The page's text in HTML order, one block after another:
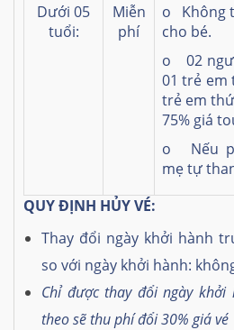
Dưới 05
tuổi:
Miễn
phí
o Không
cho bé.
o 02
01 trẻ em
trẻ em
75% giá
o Nếu
mẹ tự
QUY ĐỊNH HỦY VÉ:
Thay đổi ngày khởi hành
so với ngày khởi hành:
Chỉ được thay đổi ngày
theo sẽ thu phí đổi 30% giá vé